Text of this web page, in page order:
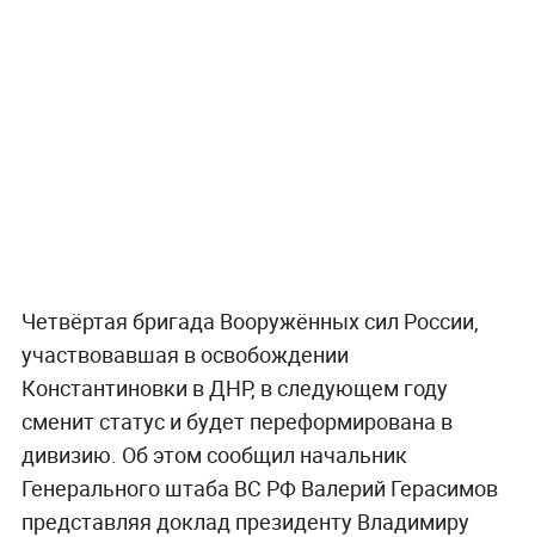
Четвёртая бригада Вооружённых сил России,
участвовавшая в освобождении
Константиновки в ДНР, в следующем году
сменит статус и будет переформирована в
дивизию. Об этом сообщил начальник
Генерального штаба ВС РФ Валерий Герасимов
представляя доклад президенту Владимиру